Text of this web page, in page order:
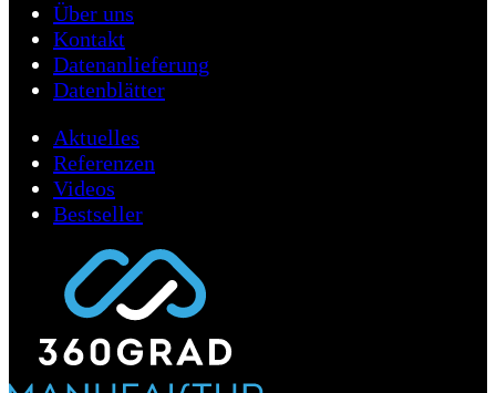
Über uns
Kontakt
Datenanlieferung
Datenblätter
Aktuelles
Referenzen
Videos
Bestseller